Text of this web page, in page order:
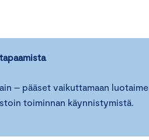
– pääset vaikuttamaan
toiminnan käynnistymistä.